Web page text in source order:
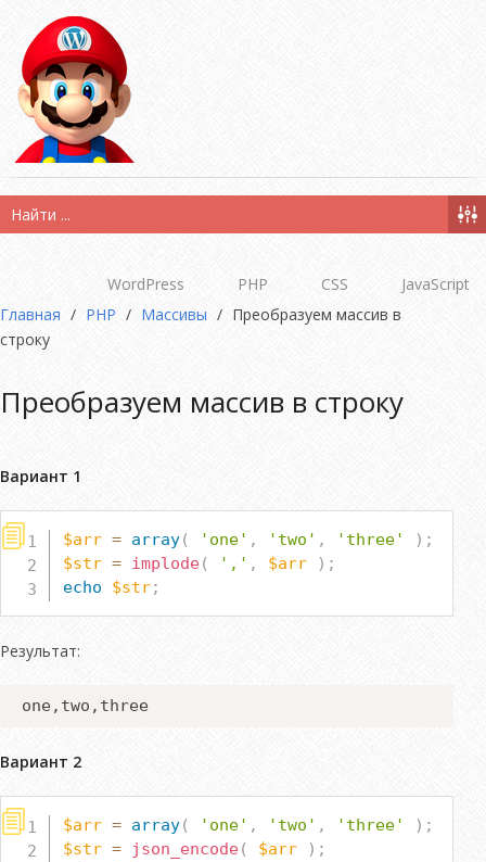
WordPress PHP CSS
JavaScript
Главная / PHP / Массивы / Преобразуем массив в
строку
Преобразуем массив в строку
Вариант 1
$arr = array( 'one' , 'two' , 'three' ) ;
$str = implode( ',' , $arr ) ;
echo
$str;
Результат:
one,two,three
Вариант 2
$arr = array( 'one' , 'two' , 'three' ) ;
$str = json_encode( $arr ) ;